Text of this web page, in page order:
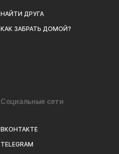
НАЙТИ ДРУГА
КАК ЗАБРАТЬ ДОМОЙ?
Социальные сети
ВКОНТАКТЕ
TELEGRAM